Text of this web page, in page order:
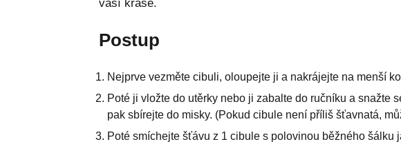
vaší kráse.
Postup
Nejprve vezměte cibuli, oloupejte ji a nakrájejte na menší
Poté ji vložte do utěrky nebo ji zabalte do ručníku a snažte
pak sbírejte do misky. (Pokud cibule není příliš šťavnatá,
Poté smíchejte šťávu z 1 cibule s polovinou běžného šálku